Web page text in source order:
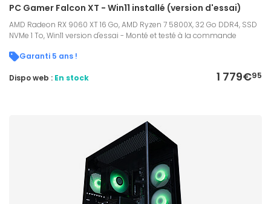
PC Gamer Falcon XT - Win11 installé (version d'essai)
AMD Radeon RX 9060 XT 16 Go, AMD Ryzen 7 5800X, 32 Go DDR4, SSD
NVMe 1 To, Win11 version d'essai - Monté et testé à la commande
Garanti 5 ans !
1 779€95
Dispo web : En stock